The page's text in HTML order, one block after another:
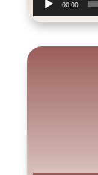
00:00